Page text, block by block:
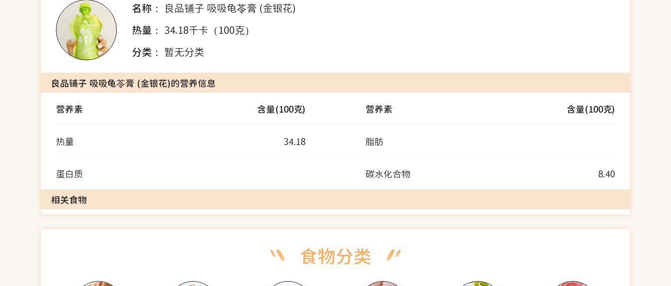
名称： 良品铺子 吸吸龟苓膏 (金银花)
热量： 34.18千卡（100克）
分类： 暂无分类
良品铺子 吸吸龟苓膏 (金银花)的营养信息
营养素
含量(100克) 营养素 含量(100克)
热量 34.18 脂肪
蛋白质 碳水化合物
8.40
相关食物